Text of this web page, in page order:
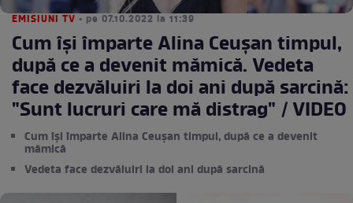
EMISIUNI TV • pe 07.10.2022 la 11:39
Cum își împarte Alina Ceuşan timpul,
după ce a devenit mămică. Vedeta
face dezvăluiri la doi ani după sarcină:
"Sunt lucruri care mă distrag" / VIDEO
Cum își împarte Alina Ceuşan timpul, după ce a devenit
mămică
Vedeta face dezvăluiri la doi ani după sarcină